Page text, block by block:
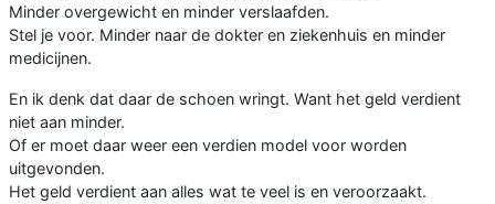
Minder overgewicht en minder verslaafden.
Stel je voor. Minder naar de dokter en ziekenhuis en minder
medicijnen.
En ik denk dat daar de schoen wringt. Want het geld verdient
niet aan minder.
Of er moet daar weer een verdien model voor worden
uitgevonden.
Het geld verdient aan alles wat te veel is en veroorzaakt.